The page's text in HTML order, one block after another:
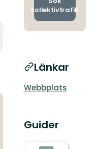
kollektivtrafik
Länkar
Webbplats
Guider